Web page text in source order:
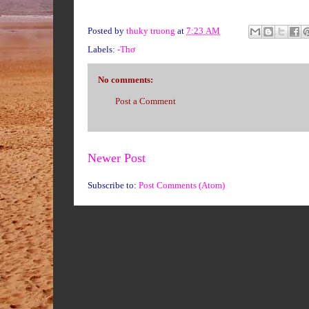
Posted by thuky truong at 7:23 AM
Labels: -Thơ
No comments:
Post a Comment
Newer Post
Subscribe to: Post Comments (Atom)